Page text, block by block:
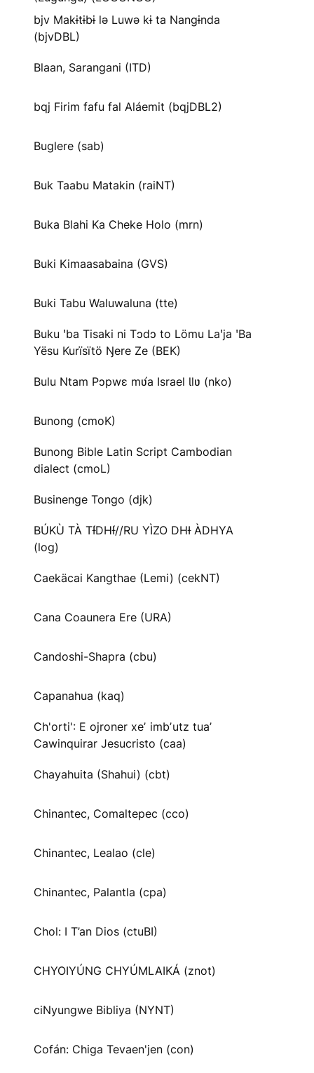
bjv Makɨtɨbɨ lə Luwə kɨ ta Nangɨnda
(bjvDBL)
Blaan, Sarangani (ITD)
bqj Firim fafu fal Aláemit (bqjDBL2)
Buglere (sab)
Buk Taabu Matakin (raiNT)
Buka Blahi Ka Cheke Holo (mrn)
Buki Kimaasabaina (GVS)
Buki Tabu Waluwaluna (tte)
Buku ꞌba Tisaki ni Tɔdɔ to Lömu Laꞌja ꞌBa
Yësu Kurïsïtö Ŋere Ze (BEK)
Bulu Ntam Pɔpwɛ mʋ́a Israel Ɩlʋ (nko)
Bunong (cmoK)
Bunong Bible Latin Script Cambodian
dialect (cmoL)
Businenge Tongo (djk)
BÚKÙ TÀ TƗ́DHƗ́//RU YÌZO DHƗ ÀDHYA
(log)
Caekäcai Kangthae (Lemi) (cekNT)
Cana Coaunera Ere (URA)
Candoshi-Shapra (cbu)
Capanahua (kaq)
Ch'orti': E ojroner xeʼ imbʼutz tuaʼ
Cawinquirar Jesucristo (caa)
Chayahuita (Shahui) (cbt)
Chinantec, Comaltepec (cco)
Chinantec, Lealao (cle)
Chinantec, Palantla (cpa)
Chol: I T’an Dios (ctuBI)
CHYOIYÚNG CHYÚMLAIKÁ (znot)
ciNyungwe Bibliya (NYNT)
Cofán: Chiga Tevaen'jen (con)